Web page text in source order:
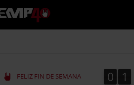
EMP
-
Música,
Merch
FELIZ FIN DE SEMANA 0
0 1
1